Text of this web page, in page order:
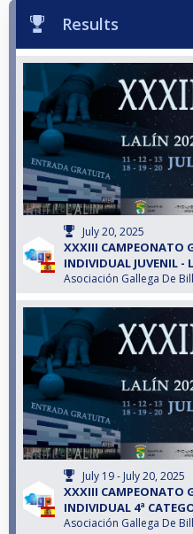
Results
July 20, 2025
XXXIII CAMPEONATO
INDIVIDUAL JUVENIL -
Asociación Gallega De
July 19 - July 20, 2025
XXXIII CAMPEONATO
INDIVIDUAL 4ª
Asociación Gallega De